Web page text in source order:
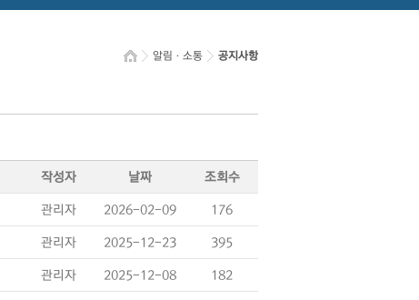
알림ㆍ소통 공지사항
작성자 날짜 조회수
관리자 2026-02-09 176
관리자 2025-12-23 395
관리자 2025-12-08 182